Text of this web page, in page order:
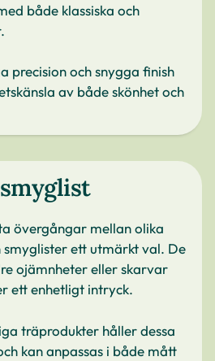
både klassiska och
precision och snygga finish
av både skönhet och
övergångar mellan olika
ett utmärkt val. De
ojämnheter eller skarvar
ett enhetligt intryck.
träprodukter håller dessa
kan anpassas i både mått